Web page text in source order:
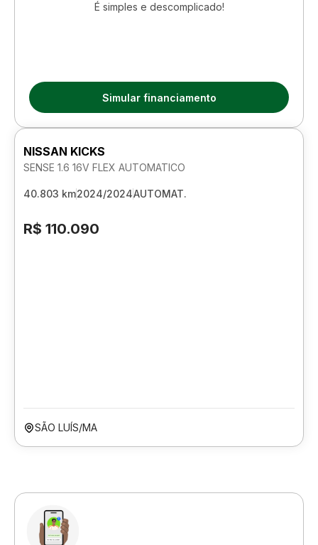
É simples e descomplicado!
Simular financiamento
NISSAN KICKS
SENSE 1.6 16V FLEX AUTOMATICO
40.803 km2024/2024AUTOMAT.
R$ 110.090
SÃO LUÍS/MA